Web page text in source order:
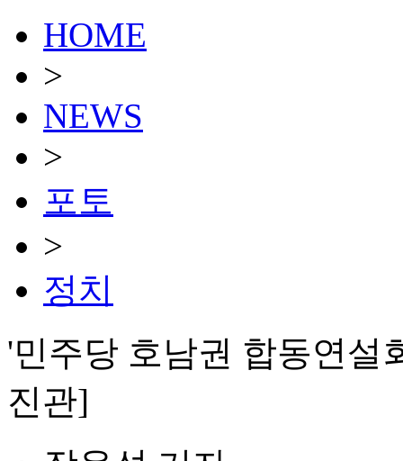
HOME
>
NEWS
>
포토
>
정치
'민주당 호남권 합동연설
진관]